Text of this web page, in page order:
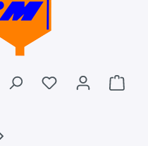
Du hast 0